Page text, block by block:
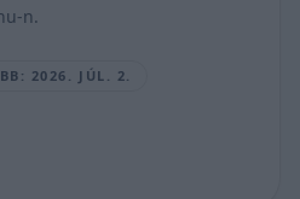
n.
2026. JÚL. 2.